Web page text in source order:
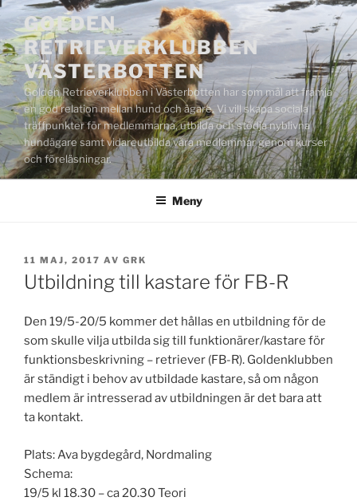
Hoppa
innehåll
GOLDEN
RETRIEVERKLUBBEN
VÄSTERBOTTEN
Golden Retrieverklubben i Västerbotten har som mål att främja
en god relation mellan hund och ägare. Vi vill skapa sociala
träffpunkter för medlemmarna, utbilda och stödja nyblivna
hundägare samt vidareutbilda våra medlemmar genom kurser
och föreläsningar.
Meny
PUBLICERAT
11 MAJ, 2017 AV GRK
Utbildning till kastare för FB-R
Den 19/5-20/5 kommer det hållas en utbildning för de
som skulle vilja utbilda sig till funktionärer/kastare för
funktionsbeskrivning – retriever (FB-R). Goldenklubben
är ständigt i behov av utbildade kastare, så om någon
medlem är intresserad av utbildningen är det bara att
ta kontakt.
Plats: Ava bygdegård, Nordmaling
Schema:
19/5 kl 18.30 – ca 20.30 Teori